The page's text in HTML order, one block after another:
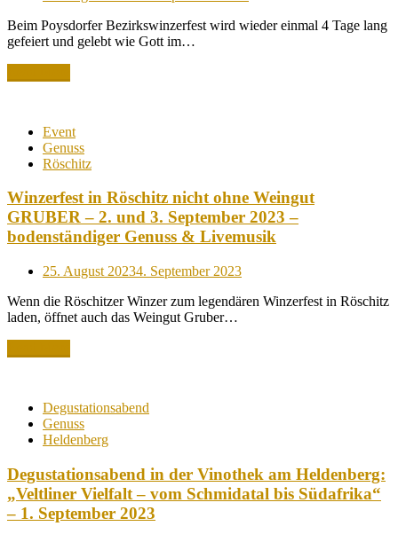
Beim Poysdorfer Bezirkswinzerfest wird wieder einmal 4 Tage lang
gefeiert und gelebt wie Gott im…
Event
Genuss
Röschitz
Winzerfest in Röschitz nicht ohne Weingut
GRUBER – 2. und 3. September 2023 –
bodenständiger Genuss & Livemusik
Posted
25. August 20234. September 2023
Wenn die Röschitzer Winzer zum legendären Winzerfest in Röschitz
laden, öffnet auch das Weingut Gruber…
Degustationsabend
Genuss
Heldenberg
Degustationsabend in der Vinothek am Heldenberg:
„Veltliner Vielfalt – vom Schmidatal bis Südafrika“
– 1. September 2023